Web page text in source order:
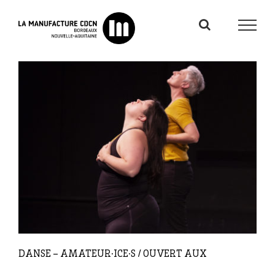
DANSE – AMATEUR·ICE·S / OUVERT AUX